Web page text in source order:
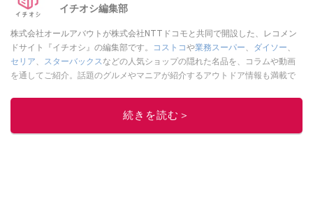
イチオシ編集部
株式会社オールアバウトが株式会社NTTドコモと共同で開設した、レコメン
ドサイト『イチオシ』の編集部です。
コストコや業務スーパー ダイソー
セリア
スターバックス などの人気ショップの隠れた名品を、コラムや動画
を通してご紹介。話題のグルメやマニアが紹介するアウトドア情報も満載で
レビューしています。毎日トレンド情報をお届けしているので、ぜひ
してください！続きを読む＞